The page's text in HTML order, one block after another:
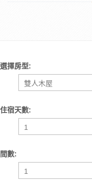
選擇房型:
住宿天數:
間數: